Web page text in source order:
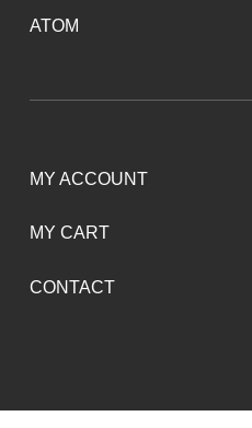
ATOM
MY ACCOUNT
MY CART
CONTACT